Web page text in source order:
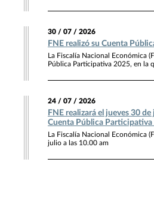
30 / 07 / 2026
FNE realizó su Cuenta
La Fiscalía Nacional Económica
Pública Participativa 2025, en la
24 / 07 / 2026
FNE realizará el jueves 30
Cuenta Pública Participativa
La Fiscalía Nacional Económica
julio a las 10.00 am